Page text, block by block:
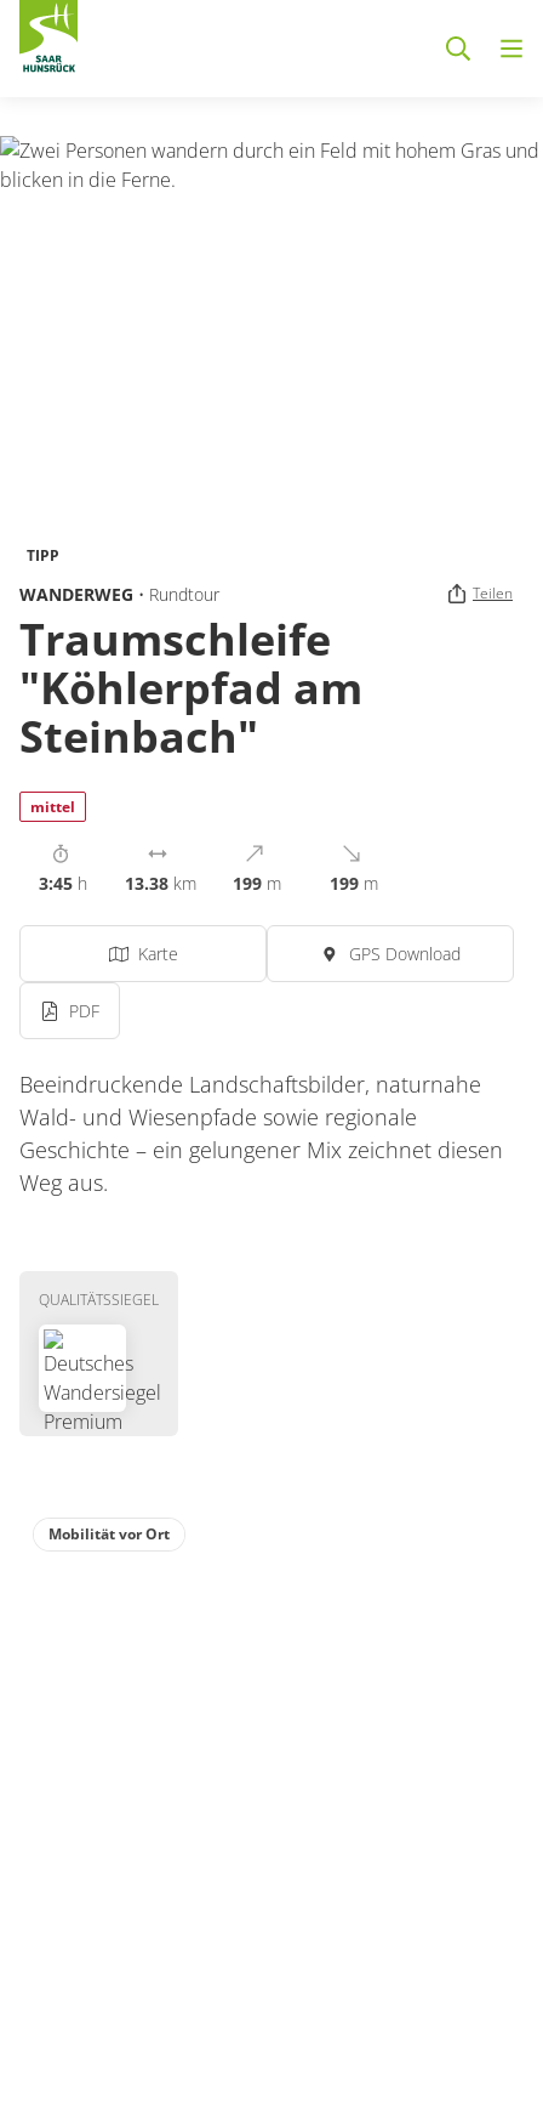
TIPP
WANDERWEG • Rundtour Teilen
Traumschleife
"Köhlerpfad am
Steinbach"
mittel
3:45 h 13.38 km 199 m 199 m
Karte GPS Download
PDF
Beeindruckende Landschaftsbilder, naturnahe
Wald- und Wiesenpfade sowie regionale
Geschichte – ein gelungener Mix zeichnet diesen
Weg aus.
QUALITÄTSSIEGEL
Mobilität vor Ort